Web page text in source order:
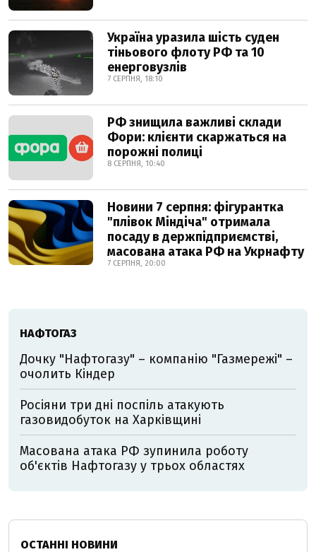
Україна уразила шість суден
тіньового флоту РФ та 10
енерговузлів
7 СЕРПНЯ, 18:10
РФ знищила важливі склади
Фори: клієнти скаржаться на
порожні полиці
8 СЕРПНЯ, 10:40
Новини 7 серпня: фігурантка
"плівок Міндіча" отримала
посаду в держпідприємстві,
масована атака РФ на Укрнафту
7 СЕРПНЯ, 20:00
НАФТОГАЗ
Дочку "Нафтогазу" – компанію "Газмережі" –
очолить Кіндер
Росіяни три дні поспіль атакують
газовидобуток на Харківщині
Масована атака РФ зупинила роботу
об'єктів Нафтогазу у трьох областях
ОСТАННІ НОВИНИ